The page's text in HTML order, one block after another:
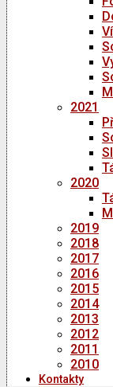
2021
2020
2019
2018
2017
2016
2015
2014
2013
2012
2011
2010
Kontakty